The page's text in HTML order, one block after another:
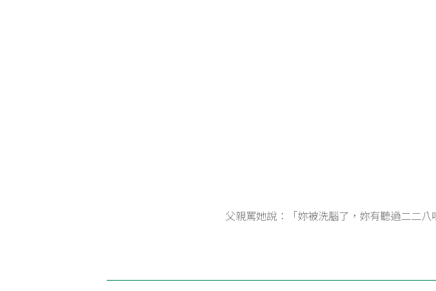
父親罵她說：「妳被洗腦了，妳有聽過二二